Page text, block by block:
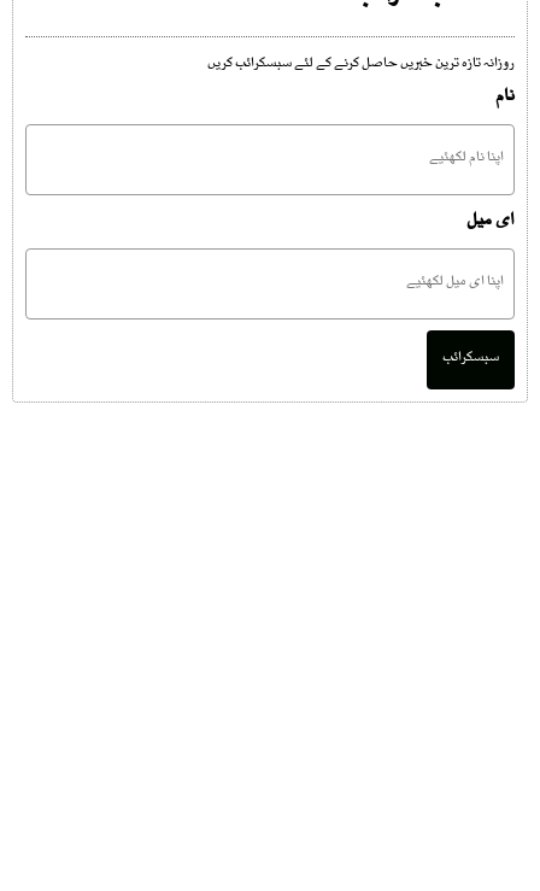
روزانہ تازہ ترین خبریں حاصل کرنے کے لئے سبسکرائب کریں
نام
ای میل
سبسکرائب